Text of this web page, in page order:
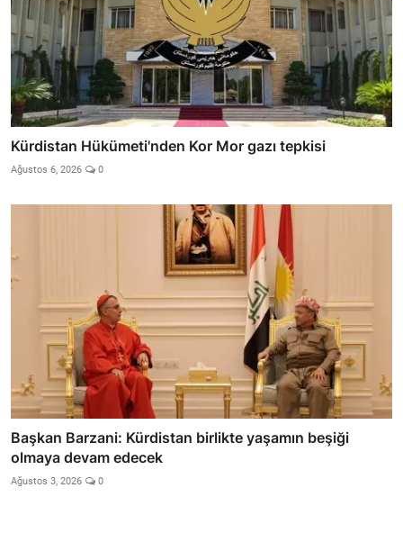
Kürdistan Hükümeti'nden Kor Mor gazı tepkisi
Ağustos 6, 2026 0
Başkan Barzani: Kürdistan birlikte yaşamın beşiği
olmaya devam edecek
Ağustos 3, 2026 0